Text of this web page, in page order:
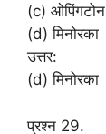
(c) ओपिंगटोन
(d) मिनोरका
उत्तर:
(d) मिनोरका
प्रश्न 29.